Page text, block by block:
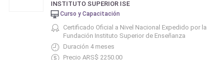
INSTITUTO SUPERIOR ISE
Curso y Capacitación
Certificado Oficial a Nivel Nacional Expedido por la
Fundación Instituto Superior de Enseñanza
Duración 4 meses
Precio ARS$ 2250.00